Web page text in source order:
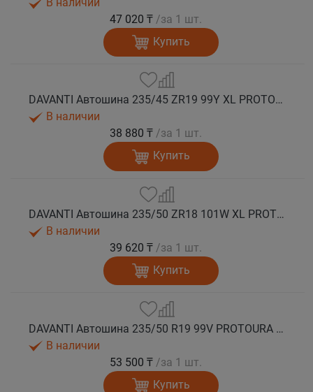
47 020 ₸ /за 1 шт.
Купить
DAVANTI Автошина 235/45 ZR19 99Y XL PROTOURA SPORT RPR лето
В наличии
38 880 ₸ /за 1 шт.
Купить
DAVANTI Автошина 235/50 ZR18 101W XL PROTOURA SPORT RPR лето
В наличии
39 620 ₸ /за 1 шт.
Купить
DAVANTI Автошина 235/50 R19 99V PROTOURA SPORT RPR лето
В наличии
53 500 ₸ /за 1 шт.
Купить